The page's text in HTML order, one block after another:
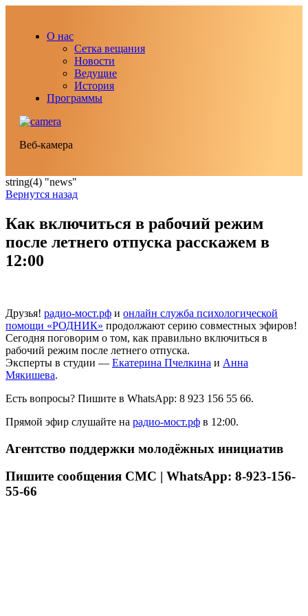
О нас
Сетка вещания
Новости
Ведущие
История
Программы
Веб-камера
string(4) "news"
Вернутся назад
Как включиться в рабочий режим
после летнего отпуска расскажем в
12:00
Друзья! радио-мост.рф и онлайн служба психологической
помощи «РОДНИК» продолжают серию совместных эфиров!
Сегодня поговорим о том, как правильно включиться в
рабочий режим после летнего отпуска.
Эксперты в студии — Екатерина Пчелкина и Анна
Мякишева.
Есть вопросы? Пишите в WhatsApp: 8 923 156 55 66.
Прямой эфир слушайте на радио-мост.рф в 12:00.
Агентство поддержки молодёжных инициатив
Пишите сообщения СМС | WhatsApp: 8-923-156-
55-66